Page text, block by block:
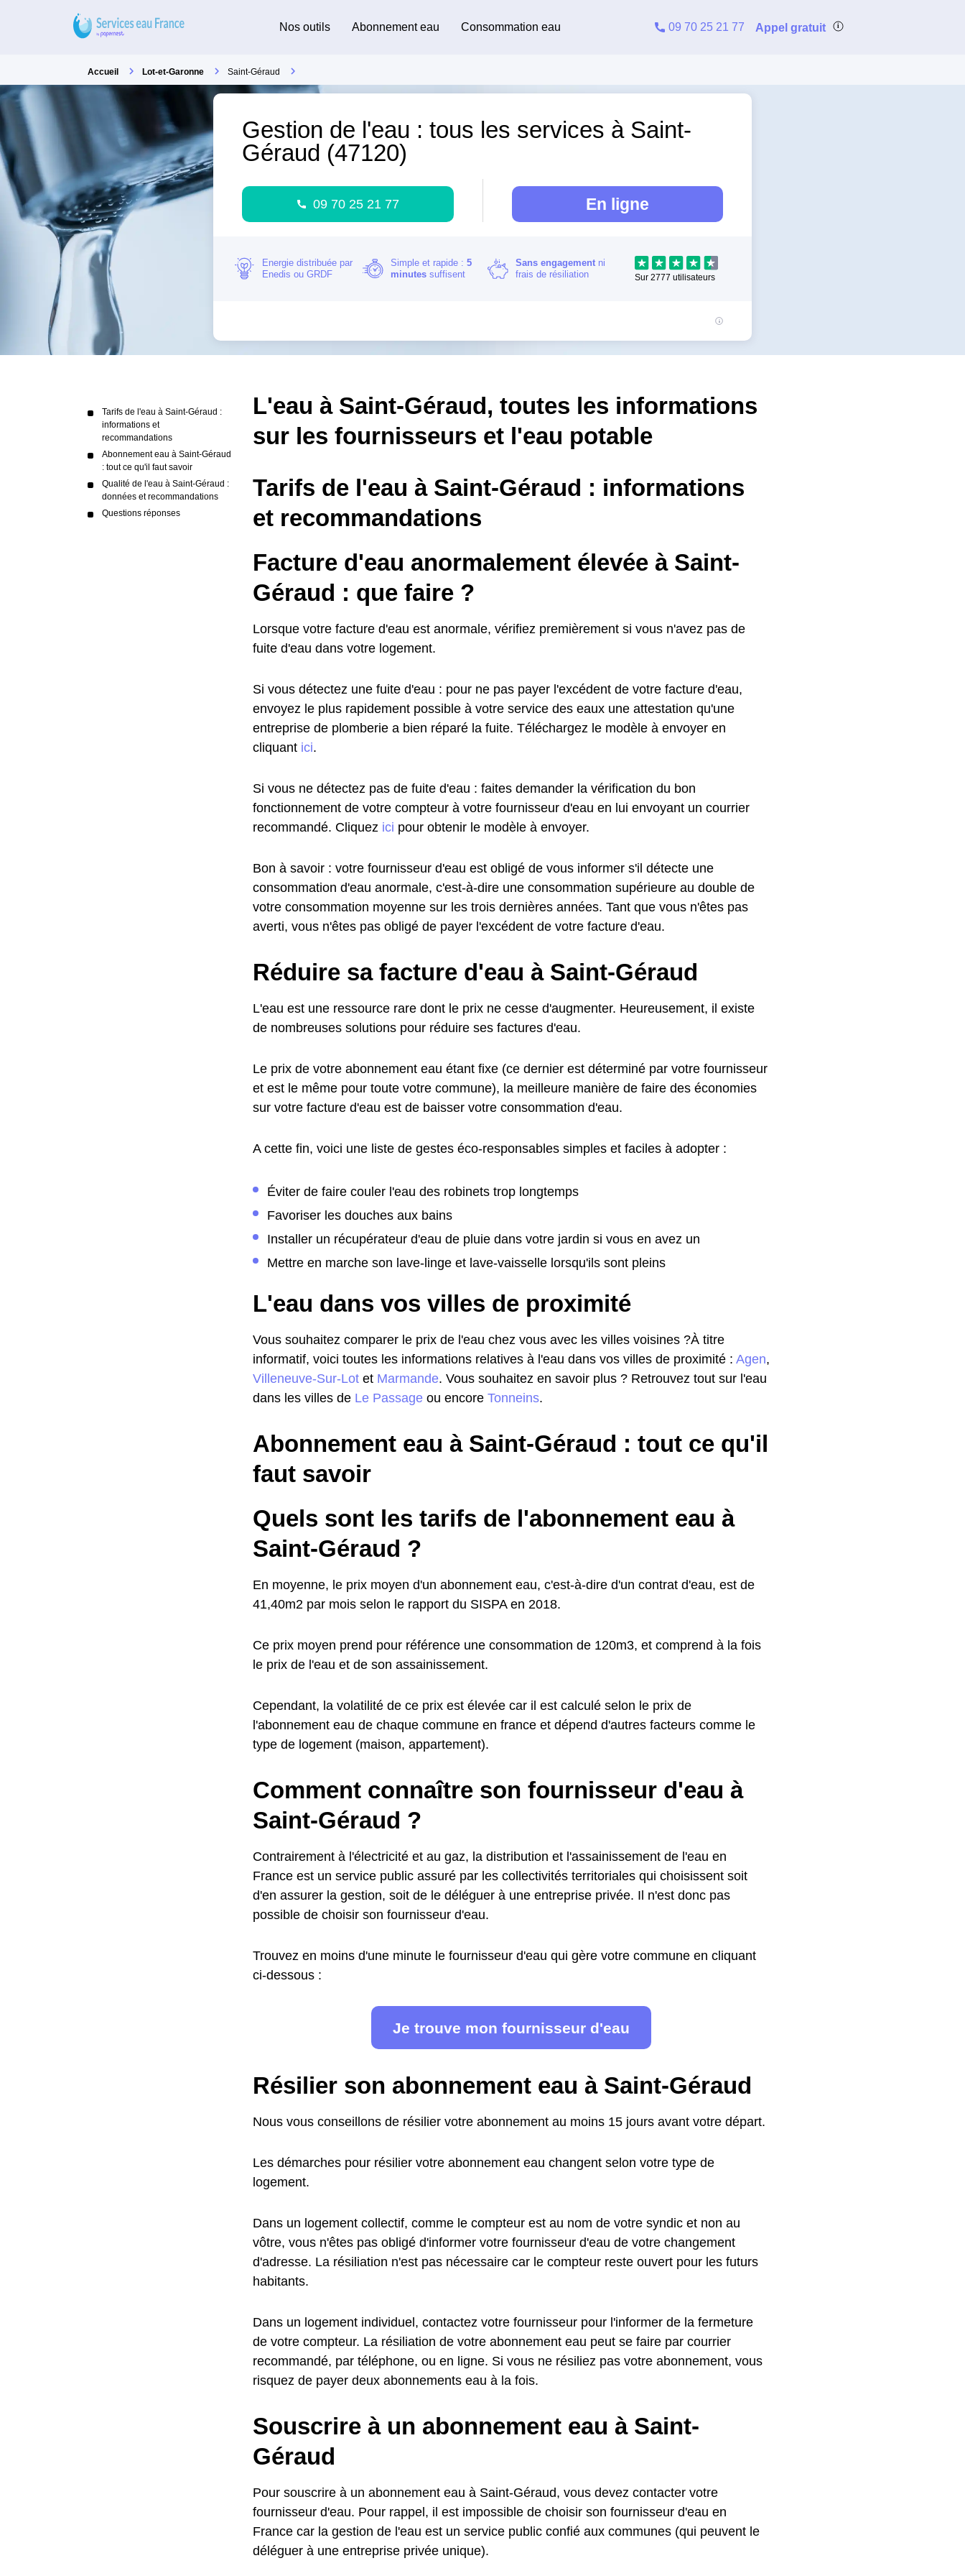
Nos outils Abonnement eau Consommation eau 09 70 25 21 77 Appel gratuit
Accueil Lot-et-Garonne Saint-Géraud
Gestion de l'eau : tous les services à Saint-
Géraud (47120)
09 70 25 21 77 En ligne
Energie distribuée par
Enedis ou GRDF
Simple et rapide : 5
minutessuffisent
Sans engagementni
frais de résiliation
Sur 2777 utilisateurs
Tarifs de l'eau à Saint-Géraud :
informations et
recommandations
Abonnement eau à Saint-Géraud
: tout ce qu'il faut savoir
Qualité de l'eau à Saint-Géraud :
données et recommandations
Questions réponses
L'eau à Saint-Géraud, toutes les informations
sur les fournisseurs et l'eau potable
Tarifs de l'eau à Saint-Géraud : informations
et recommandations
Facture d'eau anormalement élevée à Saint-
Géraud : que faire ?
Lorsque votre facture d'eau est anormale, vérifiez premièrement si vous n'avez pas de
fuite d'eau dans votre logement.
Si vous détectez une fuite d'eau : pour ne pas payer l'excédent de votre facture d'eau,
envoyez le plus rapidement possible à votre service des eaux une attestation qu'une
entreprise de plomberie a bien réparé la fuite. Téléchargez le modèle à envoyer en
cliquant ici.
Si vous ne détectez pas de fuite d'eau : faites demander la vérification du bon
fonctionnement de votre compteur à votre fournisseur d'eau en lui envoyant un courrier
recommandé. Cliquez ici pour obtenir le modèle à envoyer.
Bon à savoir : votre fournisseur d'eau est obligé de vous informer s'il détecte une
consommation d'eau anormale, c'est-à-dire une consommation supérieure au double de
votre consommation moyenne sur les trois dernières années. Tant que vous n'êtes pas
averti, vous n'êtes pas obligé de payer l'excédent de votre facture d'eau.
Réduire sa facture d'eau à Saint-Géraud
L'eau est une ressource rare dont le prix ne cesse d'augmenter. Heureusement, il existe
de nombreuses solutions pour réduire ses factures d'eau.
Le prix de votre abonnement eau étant fixe (ce dernier est déterminé par votre fournisseur
et est le même pour toute votre commune), la meilleure manière de faire des économies
sur votre facture d'eau est de baisser votre consommation d'eau.
A cette fin, voici une liste de gestes éco-responsables simples et faciles à adopter :
Éviter de faire couler l'eau des robinets trop longtemps
Favoriser les douches aux bains
Installer un récupérateur d'eau de pluie dans votre jardin si vous en avez un
Mettre en marche son lave-linge et lave-vaisselle lorsqu'ils sont pleins
L'eau dans vos villes de proximité
Vous souhaitez comparer le prix de l'eau chez vous avec les villes voisines ?À titre
informatif, voici toutes les informations relatives à l'eau dans vos villes de proximité : Agen,
Villeneuve-Sur-Lot et Marmande. Vous souhaitez en savoir plus ? Retrouvez tout sur l'eau
dans les villes de Le Passage ou encore Tonneins.
Abonnement eau à Saint-Géraud : tout ce qu'il
faut savoir
Quels sont les tarifs de l'abonnement eau à
Saint-Géraud ?
En moyenne, le prix moyen d'un abonnement eau, c'est-à-dire d'un contrat d'eau, est de
41,40m2 par mois selon le rapport du SISPA en 2018.
Ce prix moyen prend pour référence une consommation de 120m3, et comprend à la fois
le prix de l'eau et de son assainissement.
Cependant, la volatilité de ce prix est élevée car il est calculé selon le prix de
l'abonnement eau de chaque commune en france et dépend d'autres facteurs comme le
type de logement (maison, appartement).
Comment connaître son fournisseur d'eau à
Saint-Géraud ?
Contrairement à l'électricité et au gaz, la distribution et l'assainissement de l'eau en
France est un service public assuré par les collectivités territoriales qui choisissent soit
d'en assurer la gestion, soit de le déléguer à une entreprise privée. Il n'est donc pas
possible de choisir son fournisseur d'eau.
Trouvez en moins d'une minute le fournisseur d'eau qui gère votre commune en cliquant
ci-dessous :
Je trouve mon fournisseur d'eau
Résilier son abonnement eau à Saint-Géraud
Nous vous conseillons de résilier votre abonnement au moins 15 jours avant votre départ.
Les démarches pour résilier votre abonnement eau changent selon votre type de
logement.
Dans un logement collectif, comme le compteur est au nom de votre syndic et non au
vôtre, vous n'êtes pas obligé d'informer votre fournisseur d'eau de votre changement
d'adresse. La résiliation n'est pas nécessaire car le compteur reste ouvert pour les futurs
habitants.
Dans un logement individuel, contactez votre fournisseur pour l'informer de la fermeture
de votre compteur. La résiliation de votre abonnement eau peut se faire par courrier
recommandé, par téléphone, ou en ligne. Si vous ne résiliez pas votre abonnement, vous
risquez de payer deux abonnements eau à la fois.
Souscrire à un abonnement eau à Saint-
Géraud
Pour souscrire à un abonnement eau à Saint-Géraud, vous devez contacter votre
fournisseur d'eau. Pour rappel, il est impossible de choisir son fournisseur d'eau en
France car la gestion de l'eau est un service public confié aux communes (qui peuvent le
déléguer à une entreprise privée unique).